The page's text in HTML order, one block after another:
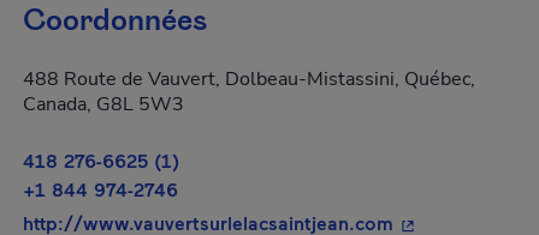
Coordonnées
488 Route de Vauvert, Dolbeau-Mistassini, Québec,
Canada, G8L 5W3
418 276-6625 (1)
+1 844 974-2746
http://www.vauvertsurlelacsaintjean.com - Cet